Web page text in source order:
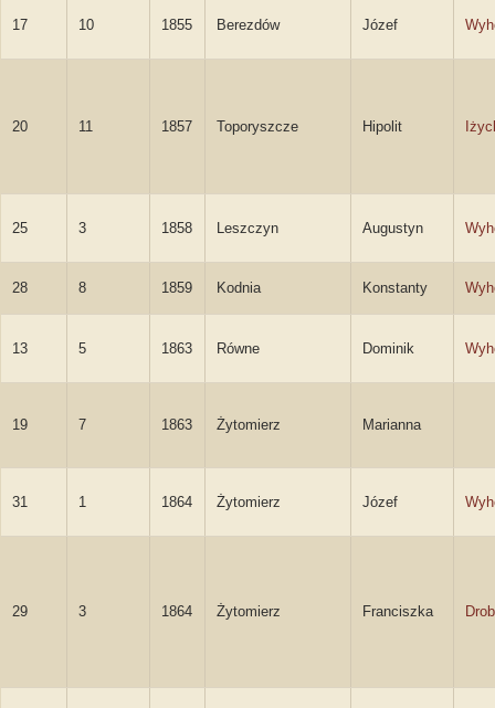
17 10 1855 Berezdów Józef
20 11 1857 Toporyszcze Hipolit
25 3 1858 Leszczyn Augustyn
28 8 1859 Kodnia Konstanty
13 5 1863 Równe Dominik
19 7 1863 Żytomierz Marianna
31 1 1864 Żytomierz Józef
29 3 1864 Żytomierz Franciszka